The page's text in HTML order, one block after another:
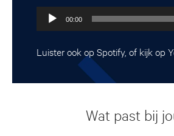
Audiospeler
00:00
Luister ook op Spotify, of kijk op
Wat past bij